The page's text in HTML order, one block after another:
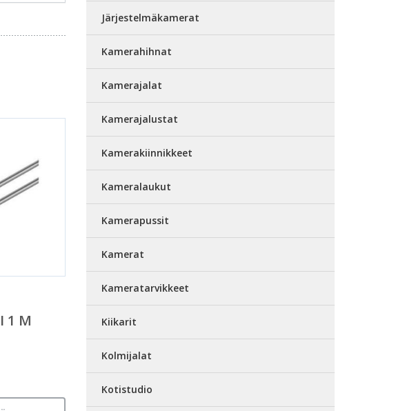
1 M
Järjestelmäkamerat
Kamerahihnat
Kamerajalat
Kamerajalustat
Kamerakiinnikkeet
Kameralaukut
Kamerapussit
Kamerat
Kameratarvikkeet
Kiikarit
Kolmijalat
Kotistudio